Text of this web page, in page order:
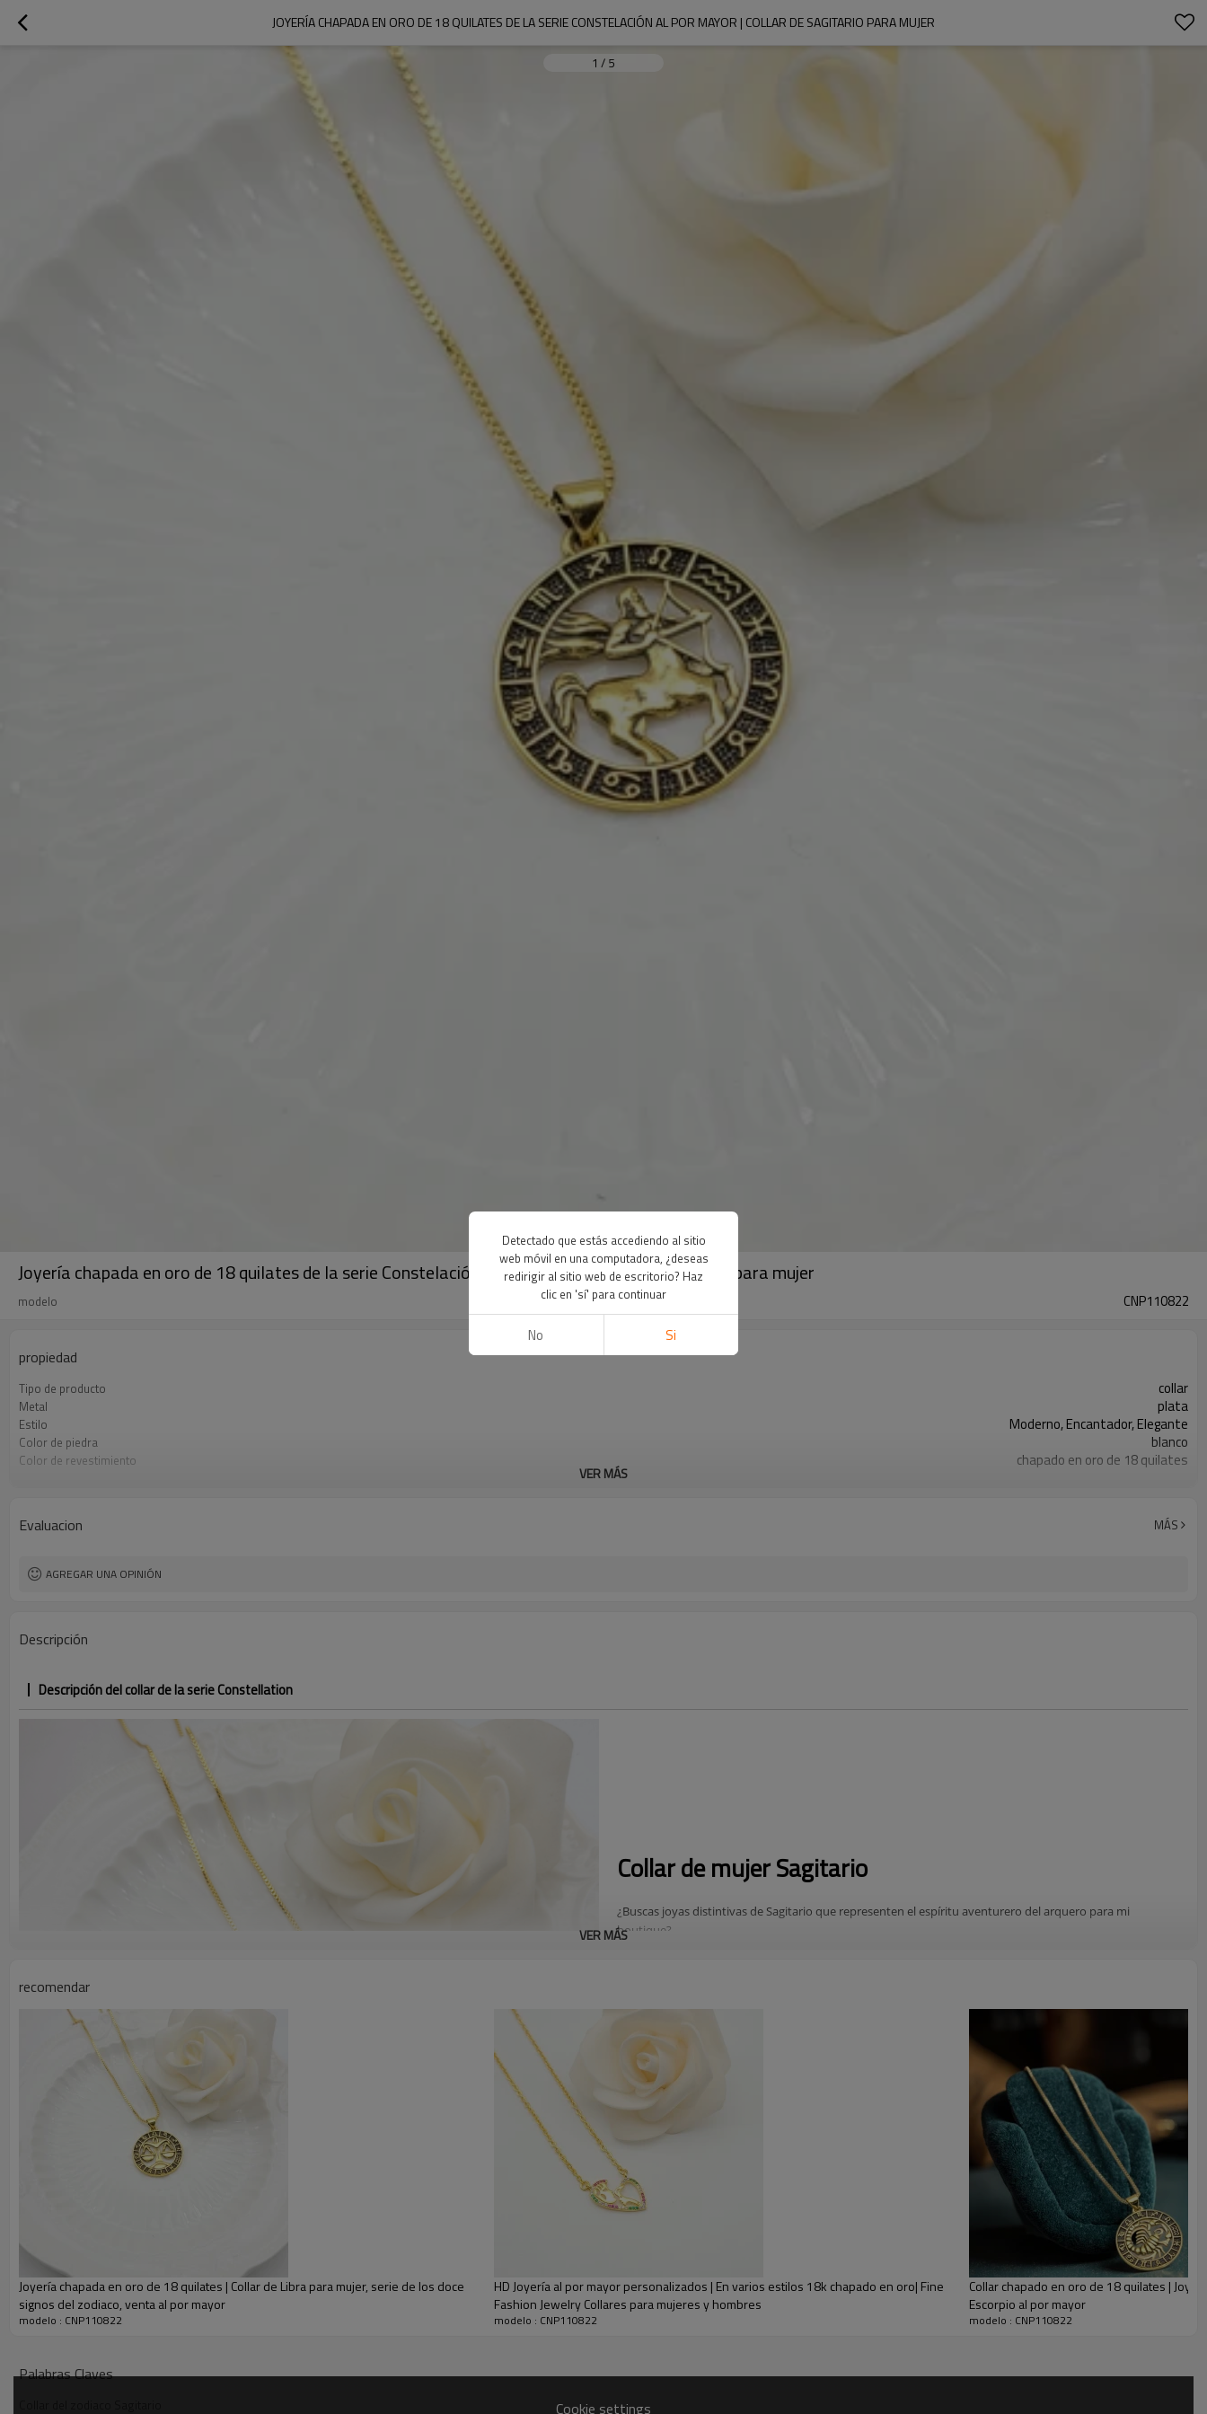
JOYERÍA CHAPADA EN ORO DE 18 QUILATES DE LA SERIE CONSTELACIÓN AL POR MAYOR | COLLAR DE SAGITARIO PARA MUJER
1 / 5
Joyería chapada en oro de 18 quilates de la serie Constelación al por mayor | Collar de Sagitario para mujer
modelo CNP110822
propiedad
Tipo de producto collar
Metal plata
Estilo Moderno, Encantador, Elegante
Color de piedra blanco
Color de revestimiento chapado en oro de 18 quilates
VER MÁS
Evaluacion MÁS
AGREGAR UNA OPINIÓN
Descripción
Descripción del collar de la serie Constellation
Collar de mujer Sagitario
¿Buscas joyas distintivas de Sagitario que representen el espíritu aventurero del arquero para mi
boutique?
Nuestro compromiso con los productos:
-Hipoalergénico
-Expuesto en tiendas durante al menos dos años sin decolorarse
Aplicación: accesorio diario, regalo para mujeres y niñas, regalo de aniversario, regalo del Día de la Madre, etc.
Imágenes detalladas del collar de la serie Constellation
VER MÁS
recomendar
Joyería chapada en oro de 18 quilates | Collar de Libra para mujer, serie de los doce
signos del zodiaco, venta al por mayor
modelo : CNP110822
HD Joyería al por mayor personalizados | En varios estilos 18k chapado en oro| Fine
Fashion Jewelry Collares para mujeres y hombres
modelo : CNP110822
Collar chapado en oro de 18 quilates |
Escorpio al por mayor
modelo : CNP110822
Palabras Claves
Cookie settings
Detectado que estás accediendo al sitio
web móvil en una computadora, ¿deseas
redirigir al sitio web de escritorio? Haz
clic en 'sí' para continuar
No Si